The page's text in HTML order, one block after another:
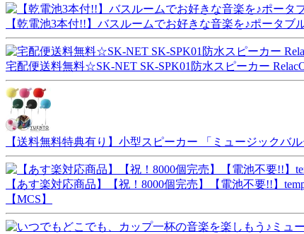
【乾電池3本付!!】バスルームでお好きな音楽を♪ポータブ
宅配便送料無料☆SK-NET SK-SPK01防水スピーカー
【送料無料特典有り】小型スピーカー 「ミュージックバ
【あす楽対応商品】【祝！8000個完売】【電池不要!!】
【MCS】